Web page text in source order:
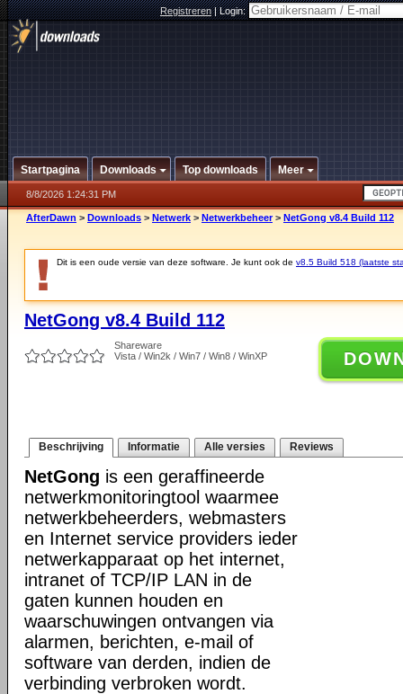
Registreren|Login:
Startpagina Downloads Top downloads Meer
8/8/2026 1:24:31 PM
AfterDawn > Downloads > Netwerk > Netwerkbeheer > NetGong v8.4 Build 112
Dit is een oude versie van deze software. Je kunt ook de v8.5 Build 518 (laatste
NetGong v8.4 Build 112
Shareware
Vista / Win2k / Win7 / Win8 / WinXP
Beschrijving Informatie Alle versies Reviews
NetGong is een geraffineerde
netwerkmonitoringtool waarmee
netwerkbeheerders, webmasters
en Internet service providers ieder
netwerkapparaat op het internet,
intranet of TCP/IP LAN in de
gaten kunnen houden en
waarschuwingen ontvangen via
alarmen, berichten, e-mail of
software van derden, indien de
verbinding verbroken wordt.